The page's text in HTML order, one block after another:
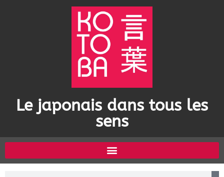
Le japonais dans tous les
sens